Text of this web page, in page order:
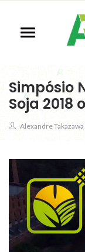
Simpósio
Soja 2018
Alexandre Takazawa